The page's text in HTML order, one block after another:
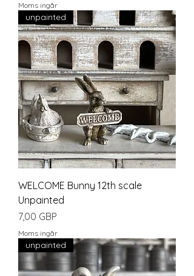
Moms ingår
unpainted
WELCOME Bunny 12th scale
Unpainted
Pris
7,00 GBP
Moms ingår
unpainted